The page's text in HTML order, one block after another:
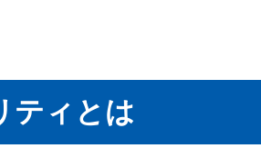
ティとは